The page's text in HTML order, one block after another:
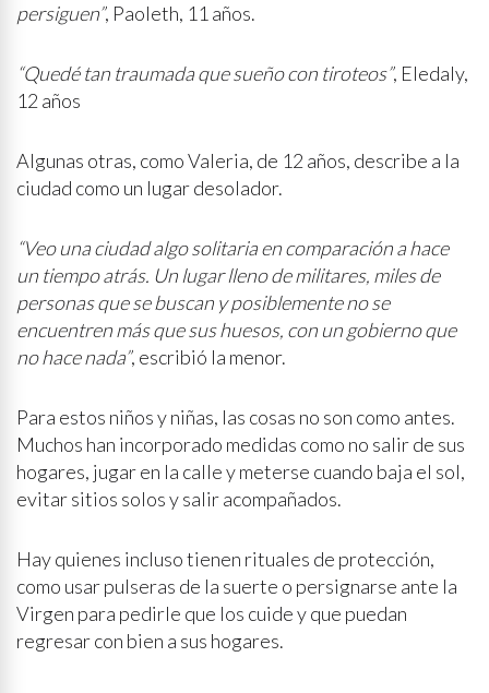
persiguen”, Paoleth, 11 años.
“Quedé tan traumada que sueño con tiroteos”, Eledaly,
12 años
Algunas otras, como Valeria, de 12 años, describe a la
ciudad como un lugar desolador.
“Veo una ciudad algo solitaria en comparación a hace
un tiempo atrás. Un lugar lleno de militares, miles de
personas que se buscan y posiblemente no se
encuentren más que sus huesos, con un gobierno que
no hace nada”, escribió la menor.
Para estos niños y niñas, las cosas no son como antes.
Muchos han incorporado medidas como no salir de sus
hogares, jugar en la calle y meterse cuando baja el sol,
evitar sitios solos y salir acompañados.
Hay quienes incluso tienen rituales de protección,
como usar pulseras de la suerte o persignarse ante la
Virgen para pedirle que los cuide y que puedan
regresar con bien a sus hogares.